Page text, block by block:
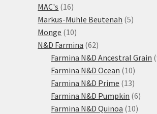
MAC's 1616
produktů
Markus-Mühle Beutenah 55
Monge 1010
produktů
N&D Farmina 6262
produktů
Farmina N&D Ancestral Grain
Farmina N&D Ocean 1010
Farmina N&D Prime 1313
Farmina N&D Pumpkin 66
Farmina N&D Quinoa 1010